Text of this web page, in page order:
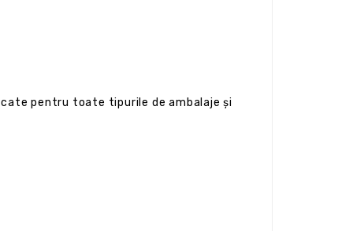
pentru toate tipurile de ambalaje și